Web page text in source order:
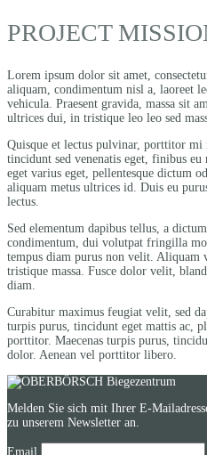
PROJECT
Lorem ipsum dolor sit amet,
aliquam, condimentum nisl a, laoreet
vehicula. Praesent gravida, massa sit
ultrices dui, in tristique leo leo sed
Quisque et lectus pulvinar, porttitor
tincidunt sed venenatis eget, finibus
eget varius eget, pellentesque dictum
aliquam metus ultrices id. Duis eu
lectus.
Sed elementum dapibus tellus, a
condimentum, dui volutpat fringilla
tempus diam purus non velit. Aliquam
tristique massa. Fusce dolor velit,
diam.
Curabitur maximus feugiat velit, sed
turpis purus, tincidunt eget mattis ac,
porttitor. Maecenas turpis purus,
dolor. Aenean vel porttitor libero.
Melden Sie sich mit Ihrer E-
zu unserem Newsletter an.
Email